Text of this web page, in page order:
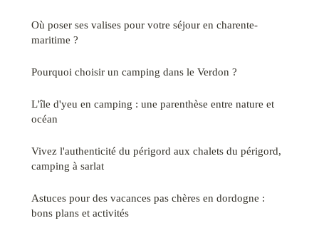
Où poser ses valises pour votre séjour en charente-
maritime ?
Pourquoi choisir un camping dans le Verdon ?
L'île d'yeu en camping : une parenthèse entre nature et
océan
Vivez l'authenticité du périgord aux chalets du périgord,
camping à sarlat
Astuces pour des vacances pas chères en dordogne :
bons plans et activités